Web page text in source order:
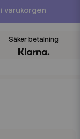
varukorgen